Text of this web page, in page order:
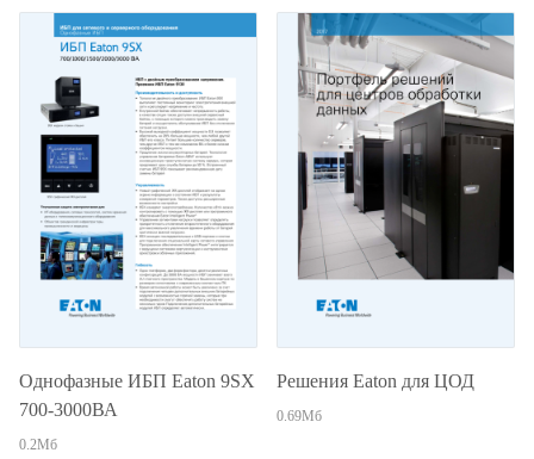
Однофазные ИБП Eaton 9SX
700-3000ВА
0.2Мб
Решения Eaton для ЦОД
0.69Мб